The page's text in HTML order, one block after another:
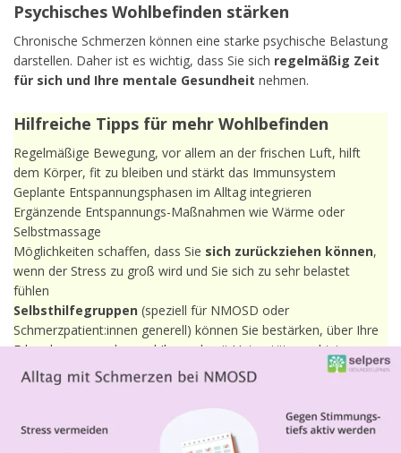
Psychisches Wohlbefinden stärken
Chronische Schmerzen können eine starke psychische Belastung
darstellen. Daher ist es wichtig, dass Sie sich regelmäßig Zeit
für sich und Ihre mentale Gesundheit nehmen.
Hilfreiche Tipps für mehr Wohlbefinden
Regelmäßige Bewegung, vor allem an der frischen Luft, hilft
dem Körper, fit zu bleiben und stärkt das Immunsystem
Geplante Entspannungsphasen im Alltag integrieren
Ergänzende Entspannungs-Maßnahmen wie Wärme oder
Selbstmassage
Möglichkeiten schaffen, dass Sie sich zurückziehen können,
wenn der Stress zu groß wird und Sie sich zu sehr belastet
fühlen
Selbsthilfegruppen (speziell für NMOSD oder
Schmerzpatient:innen generell) können Sie bestärken, über Ihre
Erkrankung zu reden und Ihnen damit Unterstützung bieten
Angehörige bei Bedarf um Hilfe und Unterstützung ersuchen
oder Ruhe einfordern
Sind Schmerzen bei NMOSD heilbar?